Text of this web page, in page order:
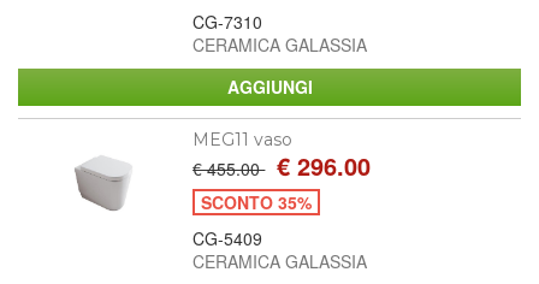
CG-7310
CERAMICA GALASSIA
MEG11 vaso
€ 455.00 € 296.00
SCONTO 35%
CG-5409
CERAMICA GALASSIA